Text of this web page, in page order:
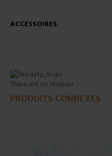
ACCESSOIRES
There are no reviews
PRODUITS CONNEXES